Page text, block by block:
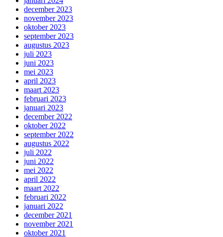
december 2023
november 2023
oktober 2023
september 2023
augustus 2023
juli 2023
juni 2023
mei 2023
april 2023
maart 2023
februari 2023
januari 2023
december 2022
oktober 2022
september 2022
augustus 2022
juli 2022
juni 2022
mei 2022
april 2022
maart 2022
februari 2022
januari 2022
december 2021
november 2021
oktober 2021